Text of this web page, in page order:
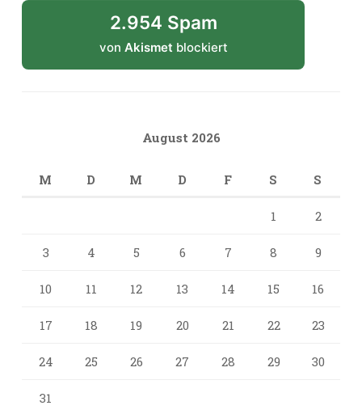
2.954 Spam
von Akismet blockiert
August 2026
M D M D F S S
1 2
3 4 5 6 7 8 9
10 11 12 13 14 15 16
17 18 19 20 21 22 23
24 25 26 27 28 29 30
31